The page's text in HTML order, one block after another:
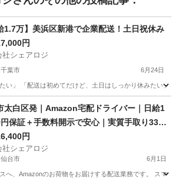
1.7万】美浜区新港で企業配送！土日祝休み
円
社シェアロジ
葉市 6月24日
い」 「配送は初めてだけど、土日はしっかり休みたい
バー 土日
太白区発｜Amazon宅配ドライバー｜日給1
保証＋手数料開示で安心｜実質手取り33.3
3名募集
円
社シェアロジ
台市 6月1日
へ、Amazonのお荷物をお届けする配送業務です。 スマ